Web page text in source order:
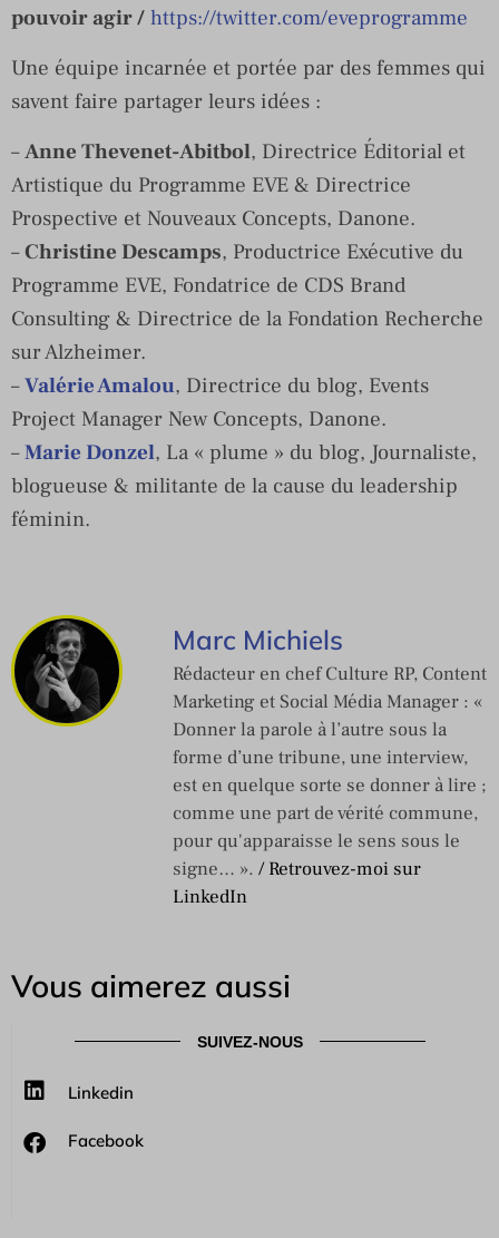
pouvoir agir / https://twitter.com/eveprogramme
Une équipe incarnée et portée par des femmes qui
savent faire partager leurs idées :
–Anne Thevenet-Abitbol, Directrice Éditorial et
Artistique du Programme EVE & Directrice
Prospective et Nouveaux Concepts, Danone.
–Christine Descamps, Productrice Exécutive du
Programme EVE, Fondatrice de CDS Brand
Consulting & Directrice de la Fondation Recherche
sur Alzheimer.
–Valérie Amalou, Directrice du blog, Events
Project Manager New Concepts, Danone.
–Marie Donzel, La « plume » du blog, Journaliste,
blogueuse & militante de la cause du leadership
féminin.
Marc Michiels
Rédacteur en chef Culture RP, Content
Marketing et Social Média Manager : «
Donner la parole à l’autre sous la
forme d’une tribune, une interview,
est en quelque sorte se donner à lire ;
comme une part de vérité commune,
pour qu'apparaisse le sens sous le
signe… ». / Retrouvez-moi sur
LinkedIn
Vous aimerez aussi
SUIVEZ-NOUS
Linkedin
Facebook